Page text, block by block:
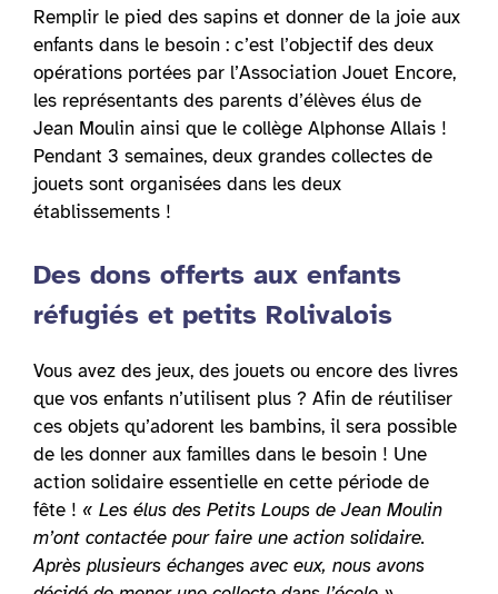
Remplir le pied des sapins et donner de la joie aux
enfants dans le besoin : c’est l’objectif des deux
opérations portées par l’Association Jouet Encore,
les représentants des parents d’élèves élus de
Jean Moulin ainsi que le collège Alphonse Allais !
Pendant 3 semaines, deux grandes collectes de
jouets sont organisées dans les deux
établissements !
Des dons offerts aux enfants
réfugiés et petits Rolivalois
Vous avez des jeux, des jouets ou encore des livres
que vos enfants n’utilisent plus ? Afin de réutiliser
ces objets qu’adorent les bambins, il sera possible
de les donner aux familles dans le besoin ! Une
action solidaire essentielle en cette période de
fête ! « Les élus des Petits Loups de Jean Moulin
m’ont contactée pour faire une action solidaire.
Après plusieurs échanges avec eux, nous avons